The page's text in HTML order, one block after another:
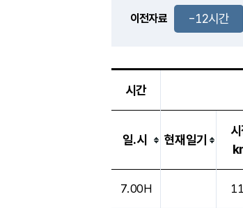
-
이전자료 -12시간
시간
일.시 현재일기
7.00H